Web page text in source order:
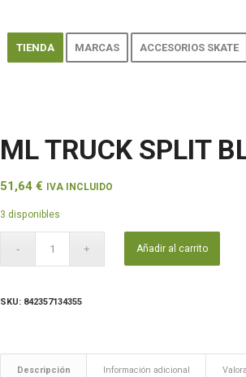
TIENDA MARCAS ACCESORIOS SKATE
ML TRUCK SPLIT
51,64€ IVA INCLUIDO
3 disponibles
Añadir al carrito
SKU: 842357134355
Descripción Información adicional